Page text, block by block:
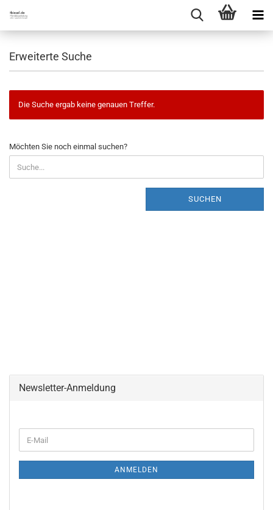
Erweiterte Suche
Die Suche ergab keine genauen Treffer.
MÖCHTEN
SIE
NOCH
EINMAL
Möchten Sie noch einmal suchen?
SUCHEN
Newsletter-Anmeldung
ZUR
E-
Mail
ANMELDEN